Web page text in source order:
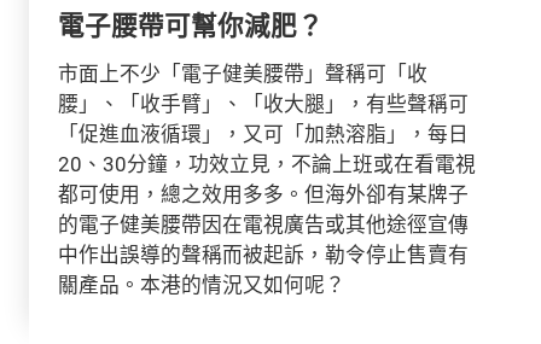
電子腰帶可幫你減肥？
市面上不少「電子健美腰帶」聲稱可「收
腰」、「收手臂」、「收大腿」，有些聲稱可
「促進血液循環」，又可「加熱溶脂」，每日
20、30分鐘，功效立見，不論上班或在看電視
都可使用，總之效用多多。但海外卻有某牌子
的電子健美腰帶因在電視廣告或其他途徑宣傳
中作出誤導的聲稱而被起訴，勒令停止售賣有
關產品。本港的情況又如何呢？